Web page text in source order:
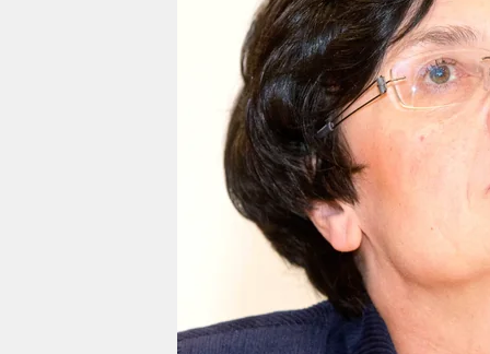
wahrheit
verlag
verlag
veranstaltungen
shop
fragen & hilfe
unterstützen
abo